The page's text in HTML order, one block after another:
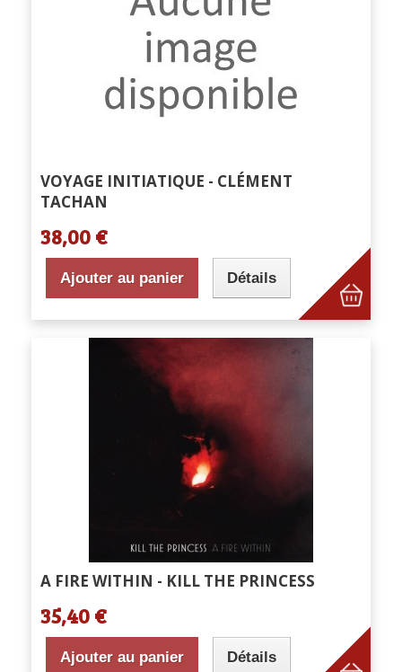
VOYAGE INITIATIQUE - CLÉMENT
TACHAN
38,00 €
Ajouter au panier Détails
A FIRE WITHIN - KILL THE PRINCESS
35,40 €
Ajouter au panier Détails